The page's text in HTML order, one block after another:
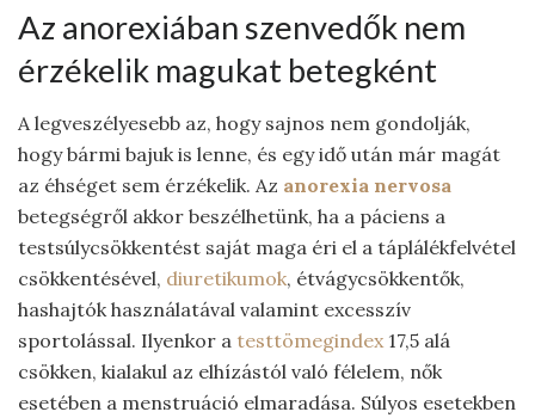
Az anorexiában szenvedők nem
érzékelik magukat betegként
A legveszélyesebb az, hogy sajnos nem gondolják,
hogy bármi bajuk is lenne, és egy idő után már magát
az éhséget sem érzékelik. Az anorexia nervosa
betegségről akkor beszélhetünk, ha a páciens a
testsúlycsökkentést saját maga éri el a táplálékfelvétel
csökkentésével, diuretikumok, étvágycsökkentők,
hashajtók használatával valamint excesszív
sportolással. Ilyenkor a testtömegindex17,5 alá
csökken, kialakul az elhízástól való félelem, nők
esetében a menstruáció elmaradása. Súlyos esetekben